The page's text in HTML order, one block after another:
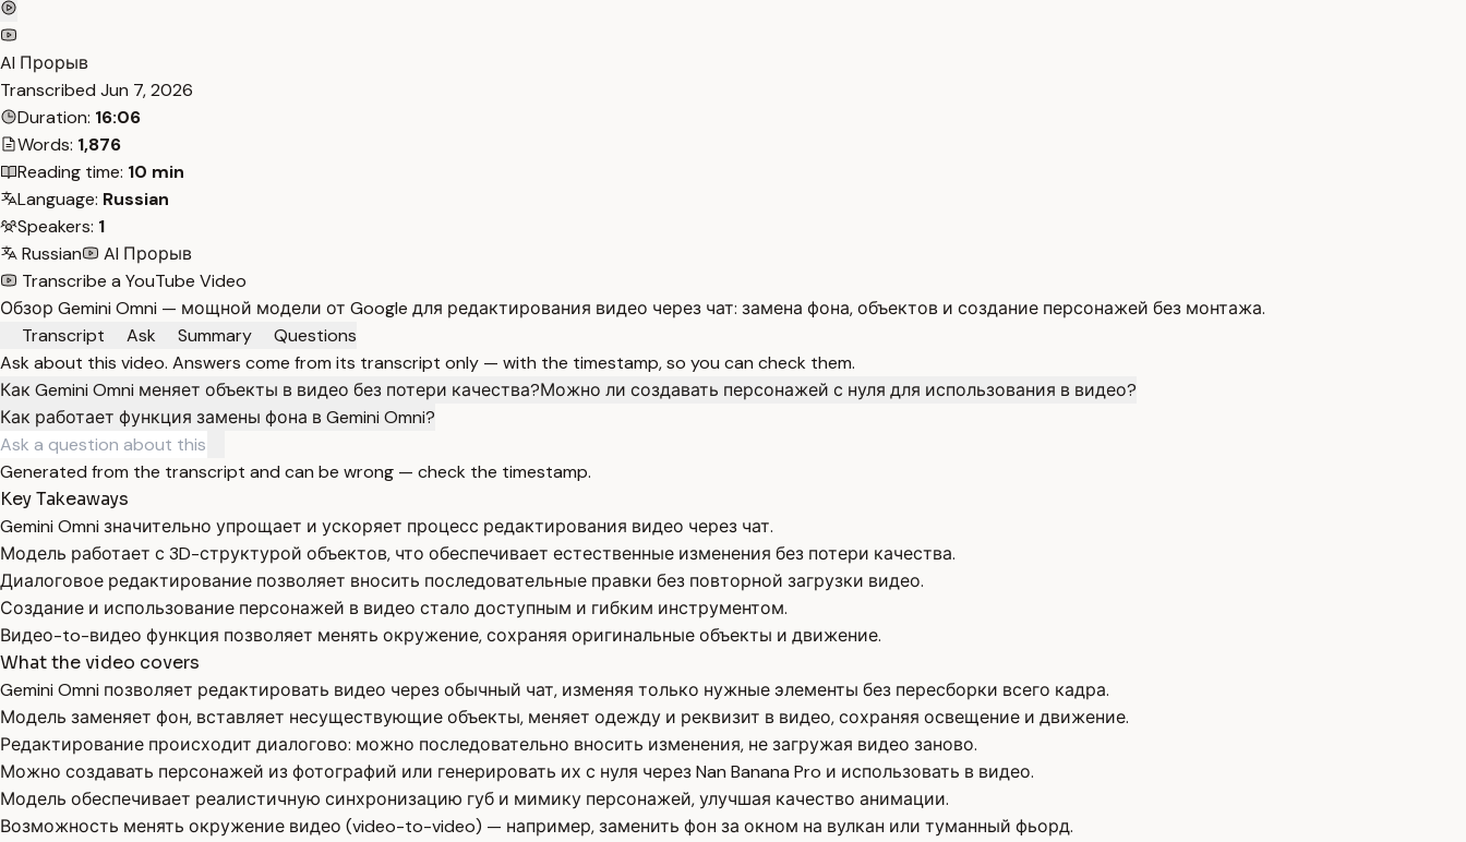
AI Прорыв
Transcribed Jun 7, 2026
Duration: 16:06
Words: 1,876
Reading time: 10 min
Language: Russian
Speakers: 1
Russian
AI Прорыв
Transcribe a YouTube Video
Обзор Gemini Omni — мощной модели от Google для редактирования видео через чат: замена фона, объектов и создание персонажей без монтажа.
Transcript
Ask Summary
Questions
Ask about this video. Answers come from its transcript only — with the timestamp, so you can check them.
Как Gemini Omni меняет объекты в видео без потери качества?Можно ли создавать персонажей с нуля для использования в видео?
Как работает функция замены фона в Gemini Omni?
Generated from the transcript and can be wrong — check the timestamp.
Key Takeaways
Gemini Omni значительно упрощает и ускоряет процесс редактирования видео через чат.
Модель работает с 3D-структурой объектов, что обеспечивает естественные изменения без потери качества.
Диалоговое редактирование позволяет вносить последовательные правки без повторной загрузки видео.
Создание и использование персонажей в видео стало доступным и гибким инструментом.
Видео-to-видео функция позволяет менять окружение, сохраняя оригинальные объекты и движение.
What the video covers
Gemini Omni позволяет редактировать видео через обычный чат, изменяя только нужные элементы без пересборки всего кадра.
Модель заменяет фон, вставляет несуществующие объекты, меняет одежду и реквизит в видео, сохраняя освещение и движение.
Редактирование происходит диалогово: можно последовательно вносить изменения, не загружая видео заново.
Можно создавать персонажей из фотографий или генерировать их с нуля через Nan Banana Pro и использовать в видео.
Модель обеспечивает реалистичную синхронизацию губ и мимику персонажей, улучшая качество анимации.
Возможность менять окружение видео (video-to-video) — например, заменить фон за окном на вулкан или туманный фьорд.